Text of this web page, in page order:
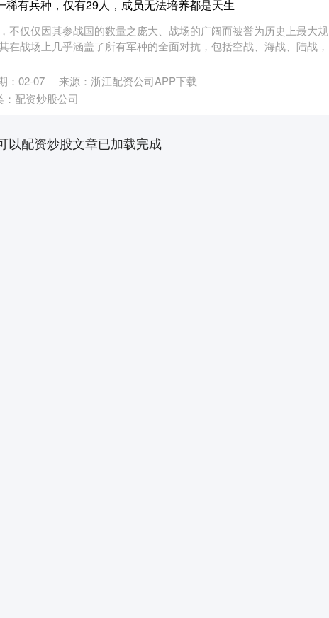
稀有兵种，仅有29人，成员无法培养都是天生
不仅仅因其参战国的数量之庞大、战场的广阔而被誉为历史上最大规
在战场上几乎涵盖了所有军种的全面对抗，包括空战、海战、陆战，
：02-07
来源：浙江配资公司APP下载
配资炒股公司
以配资炒股文章已加载完成